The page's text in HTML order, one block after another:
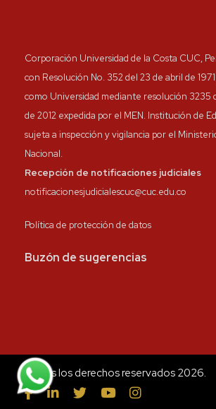
Corporación Universidad de la Costa CUC,
con Resolución No. 352 del 23 de abril de
como Universidad mediante resolución 3235
de 2012 expedida por el MEN. Institución de
sujeta a inspección y vigilancia por el
Nacional.
Recepción de notificaciones judiciales
notificacionesjudicialescuc@cuc.edu.co
Política de protección de datos
Buzón de sugerencias
Todos los derechos reservados 2026.